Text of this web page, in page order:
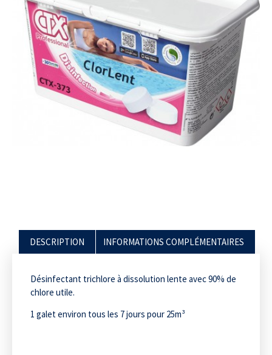
DESCRIPTION INFORMATIONS COMPLÉMENTAIRES
Désinfectant trichlore à dissolution lente avec 90% de
chlore utile.
1 galet environ tous les 7 jours pour 25m³